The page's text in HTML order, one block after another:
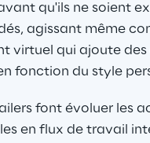
qu'ils ne soient
agissant même
virtuel qui ajoute des
fonction du style
font évoluer les
en flux de travail